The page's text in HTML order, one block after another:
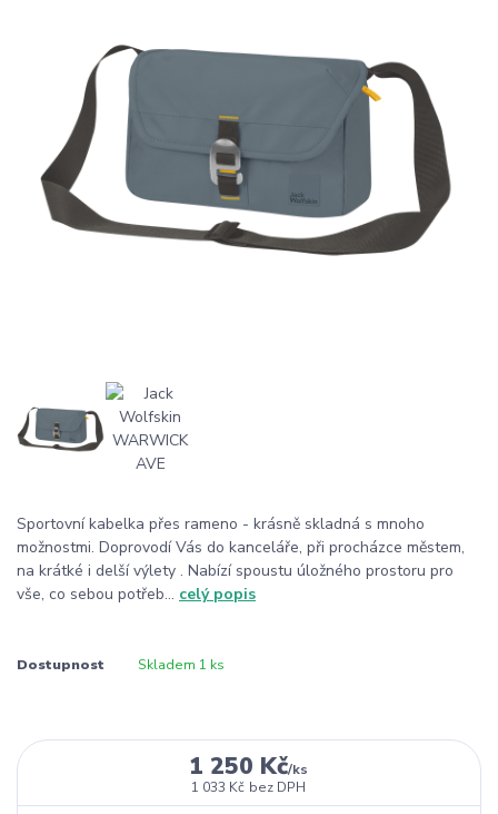
Sportovní kabelka přes rameno - krásně skladná s mnoho
možnostmi. Doprovodí Vás do kanceláře, při procházce městem,
na krátké i delší výlety . Nabízí spoustu úložného prostoru pro
vše, co sebou potřeb... celý popis
Dostupnost Skladem 1 ks
1 250 Kč/ks
1 033 Kč bez DPH